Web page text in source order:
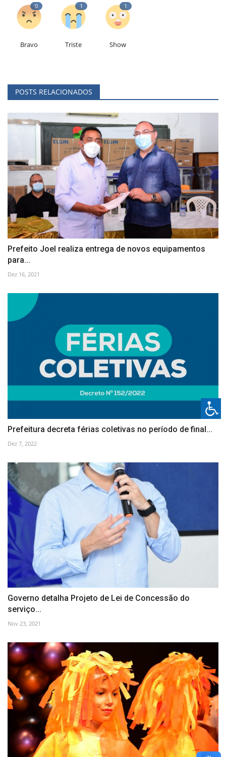
0
Bravo
1
Triste
1
Show
POSTS RELACIONADOS
Prefeito Joel realiza entrega de novos equipamentos
para...
Dez 16, 2021
Prefeitura decreta férias coletivas no período de final...
Dez 7, 2022
Governo detalha Projeto de Lei de Concessão do
serviço...
Nov 23, 2021